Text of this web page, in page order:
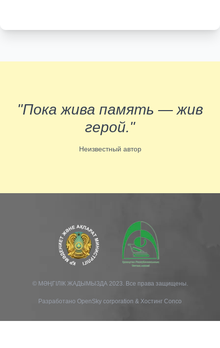
"Пока жива память — жив
герой."
Неизвестный автор
© МӘҢГІЛІК ЖАДЫМЫЗДА 2023. Все права защищены.
Разработано OpenSky corporation & Хостинг Conco